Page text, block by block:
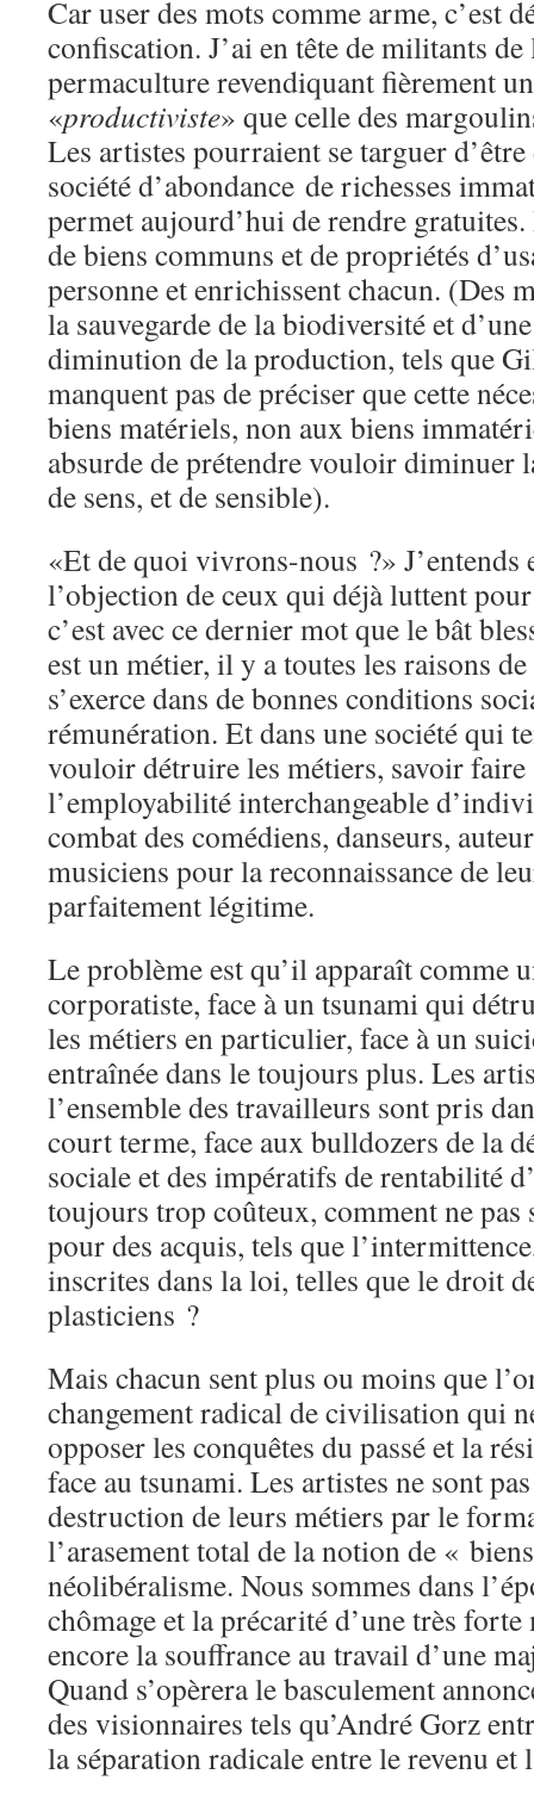
Car user des mots comme arme, c’est
confiscation. J’ai en tête de militants
permaculture revendiquant fièrement
«productiviste» que celle des
Les artistes pourraient se targuer
société d’abondance de richesses
permet aujourd’hui de rendre
de biens communs et de propriétés
personne et enrichissent chacun. (Des
la sauvegarde de la biodiversité et
diminution de la production, tels que
manquent pas de préciser que cette
biens matériels, non aux biens
absurde de prétendre vouloir diminuer
de sens, et de sensible).
«Et de quoi vivrons-nous ?» J’entends
l’objection de ceux qui déjà luttent
c’est avec ce dernier mot que le bât
est un métier, il y a toutes les raisons
s’exerce dans de bonnes conditions
rémunération. Et dans une société qui
vouloir détruire les métiers, savoir
l’employabilité interchangeable
combat des comédiens, danseurs,
musiciens pour la reconnaissance de
parfaitement légitime.
Le problème est qu’il apparaît comme
corporatiste, face à un tsunami qui
les métiers en particulier, face à un
entraînée dans le toujours plus. Les
l’ensemble des travailleurs sont pris
court terme, face aux bulldozers de la
sociale et des impératifs de rentabilité
toujours trop coûteux, comment ne pas
pour des acquis, tels que
inscrites dans la loi, telles que le droit
plasticiens ?
Mais chacun sent plus ou moins que
changement radical de civilisation qui
opposer les conquêtes du passé et la
face au tsunami. Les artistes ne sont
destruction de leurs métiers par le
l’arasement total de la notion de «
néolibéralisme. Nous sommes dans
chômage et la précarité d’une très
encore la souffrance au travail d’une
Quand s’opèrera le basculement
des visionnaires tels qu’André Gorz
la séparation radicale entre le revenu et